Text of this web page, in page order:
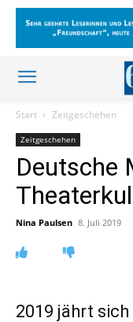
Start Zeitgeschehen
Zeitgeschehen
Deutsche
Nina Paulsen 8. Juli 2019
2019 jährt sich